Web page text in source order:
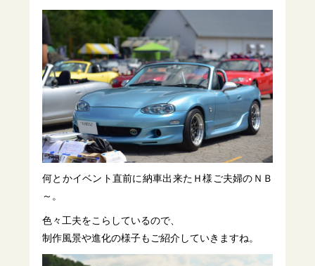
何とかイベント直前に納車出来たＨ様ご夫婦のＮＢ
～。
色々工夫をこらしているので、
制作風景や進化の様子もご紹介していきますね。